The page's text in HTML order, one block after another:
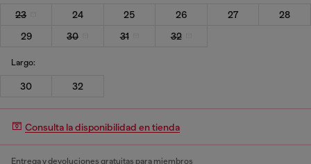
23 24 25 26 27
28
29
30 31 32
Largo:
30 32
Consulta la disponibilidad en tienda
Entrega y devoluciones gratuitas para miembros